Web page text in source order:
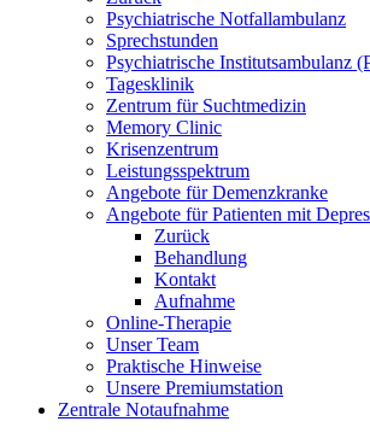
Psychiatrische Notfallambulanz
Sprechstunden
Psychiatrische Institutsambulanz
Tagesklinik
Zentrum für Suchtmedizin
Memory Clinic
Krisenzentrum
Leistungsspektrum
Angebote für Demenzkranke
Angebote für Patienten mit
Zurück
Behandlung
Kontakt
Aufnahme
Online-Therapie
Unser Team
Praktische Hinweise
Unsere Premiumstation
Zentrale Notaufnahme